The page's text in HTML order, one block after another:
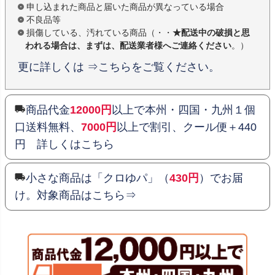
申し込まれた商品と届いた商品が異なっている場合
不良品等
損傷している、汚れている商品（・・ ★配送中の破損と思
われる場合は、まずは、配送業者様へご連絡ください。）
更に詳しくは ⇒こちらをご覧ください。
商品代金12000円 以上で本州・四国・九州１個
口送料無料、 7000円 以上で割引、クール便＋440
円 詳しくはこちら
小さな商品は「クロゆパ」（430円 ）でお届
け。対象商品はこちら⇒